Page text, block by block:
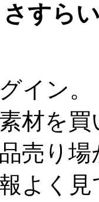
すら
イン。
材を
売り
よく